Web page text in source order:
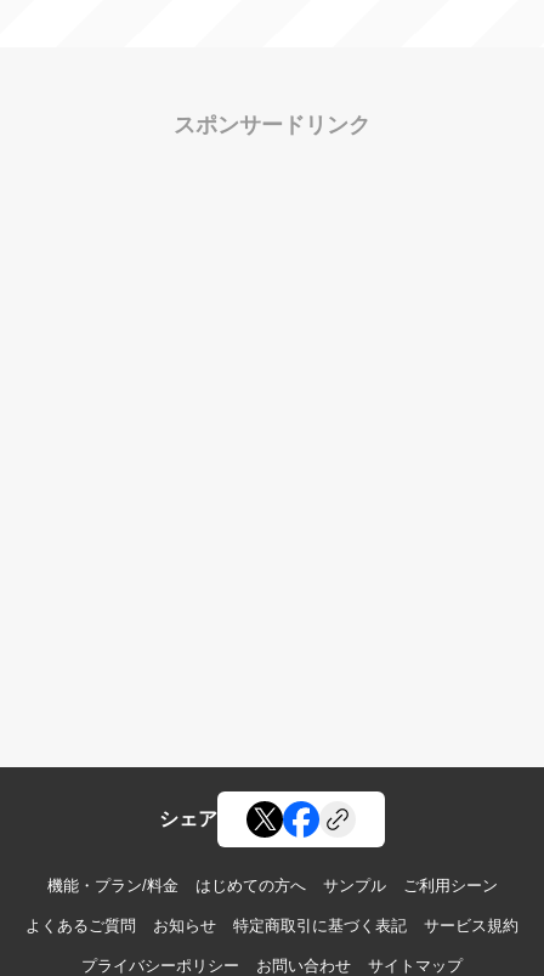
スポンサードリンク
シェア
機能・プラン/料金 はじめての方へ サンプル ご利用シーン
よくあるご質問 お知らせ 特定商取引に基づく表記 サービス規約
プライバシーポリシー お問い合わせ サイトマップ